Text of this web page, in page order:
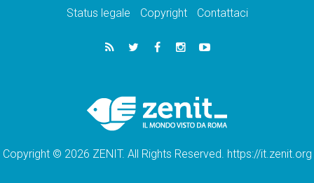
Status legale
Copyright Contattaci
Copyright © 2026 ZENIT. All Rights Reserved. https://it.zenit.org